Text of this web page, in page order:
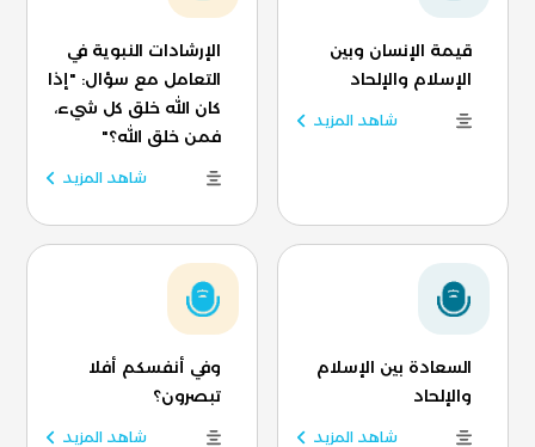
قيمة الإنسان وبين
الإسلام والإلحاد
شاهد المزيد
الإرشادات النبوية في
التعامل مع سؤال: "إذا
كان الله خلق كل شيء،
فمن خلق الله؟"
شاهد المزيد
السعادة بين الإسلام
والإلحاد
شاهد المزيد
وفي أنفسكم أفلا
تبصرون؟
شاهد المزيد